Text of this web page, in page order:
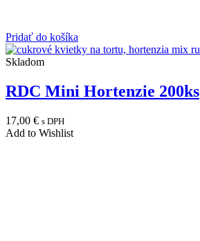
Pridať do košíka
Skladom
RDC Mini Hortenzie 200ks
17,00 € s DPH
Add to Wishlist